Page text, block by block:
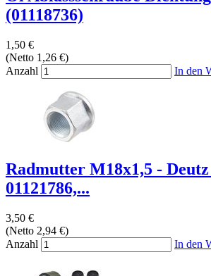
(01118736)
1,50 €
(Netto 1,26 €)
Anzahl
In den
Radmutter M18x1,5 - Deutz
01121786,...
3,50 €
(Netto 2,94 €)
Anzahl
In den